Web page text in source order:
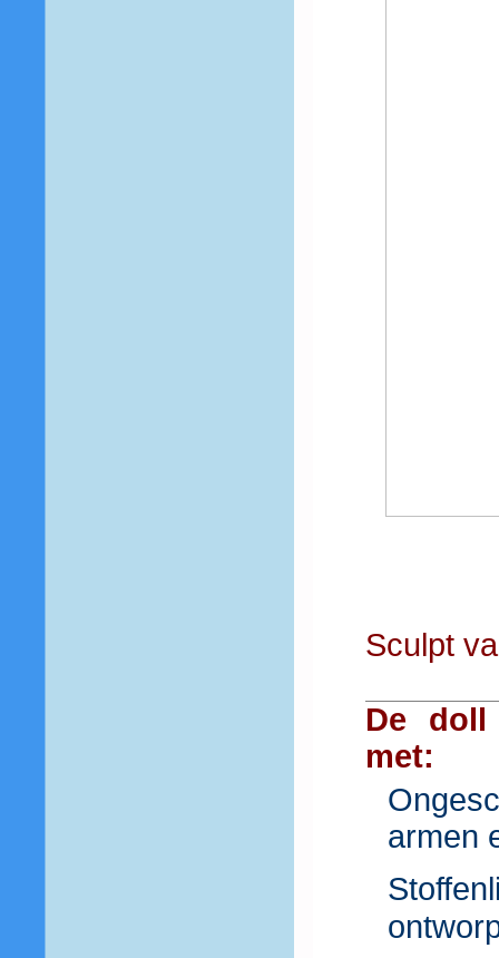
Sculpt
De doll
met:
armen